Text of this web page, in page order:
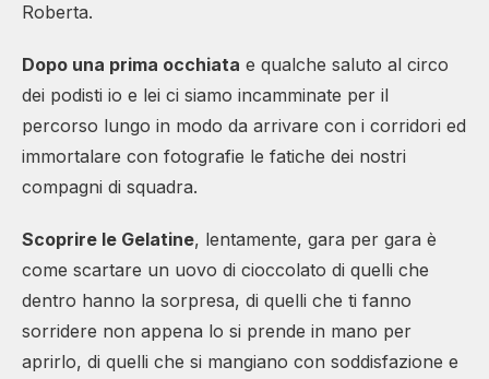
Roberta.
Dopo una prima occhiata e qualche saluto al circo
dei podisti io e lei ci siamo incamminate per il
percorso lungo in modo da arrivare con i corridori ed
immortalare con fotografie le fatiche dei nostri
compagni di squadra.
Scoprire le Gelatine, lentamente, gara per gara è
come scartare un uovo di cioccolato di quelli che
dentro hanno la sorpresa, di quelli che ti fanno
sorridere non appena lo si prende in mano per
aprirlo, di quelli che si mangiano con soddisfazione e